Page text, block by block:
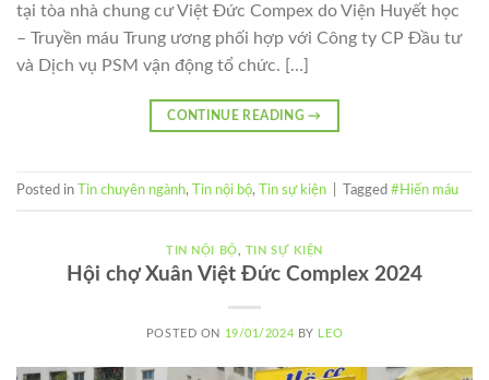
tại tòa nhà chung cư Việt Đức Compex do Viện Huyết học
– Truyền máu Trung ương phối hợp với Công ty CP Đầu tư
và Dịch vụ PSM vận động tổ chức. […]
CONTINUE READING→
Posted in Tin chuyên ngành, Tin nội bộ, Tin sự kiện Tagged #Hiến máu
TIN NỘI BỘ TIN SỰ KIỆN
Hội chợ Xuân Việt Đức Complex 2024
POSTED ON 19/01/2024 BY LEO